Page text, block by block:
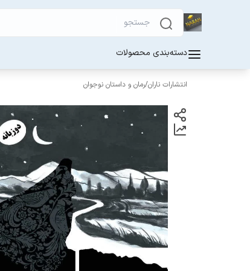
دسته‌بندی محصولات
انتشارات ناران/رمان و داستان نوجوان